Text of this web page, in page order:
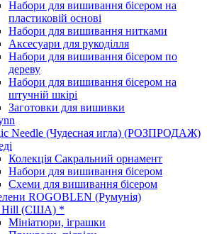
Набори для вишивання бісером на
пластиковій основі
Набори для вишивання нитками
Аксесуари для рукоділля
Набори для вишивання бісером по
дереву
Набори для вишивання бісером на
штучній шкірі
Заготовки для вишивки
Needle (Чудесная игла) (РОЗПРОДАЖ)
Колекція Сакральний орнамент
Набори для вишивання бісером
Схеми для вишивання бісером
ROGOBLEN (Румунія)
Hill (США) *
Мініатюри, іграшки